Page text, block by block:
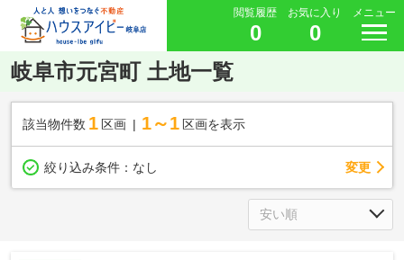
閲覧履歴
0
お気に入り
0
メニュー
岐阜市元宮町 土地一覧
該当物件数 1 区画 1～1 区画を表示
絞り込み条件： なし 変更